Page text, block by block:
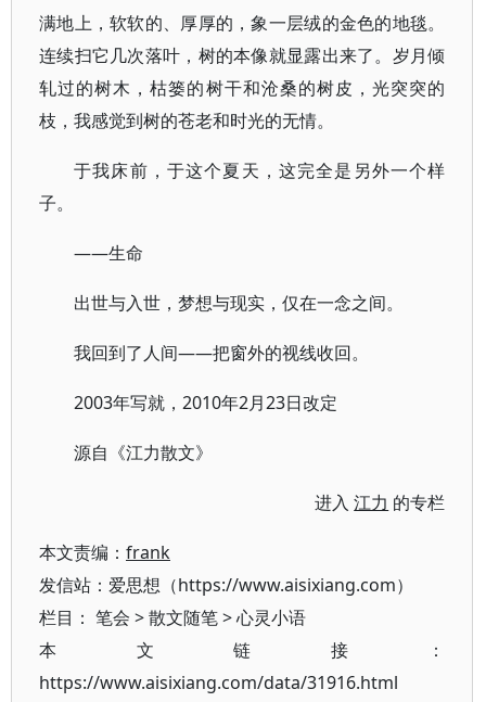
满地上，软软的、厚厚的，象一层绒的金色的地毯。
连续扫它几次落叶，树的本像就显露出来了。岁月倾
轧过的树木，枯篓的树干和沧桑的树皮，光突突的
枝，我感觉到树的苍老和时光的无情。
于我床前，于这个夏天，这完全是另外一个样
子。
——生命
出世与入世，梦想与现实，仅在一念之间。
我回到了人间——把窗外的视线收回。
2003年写就，2010年2月23日改定
源自《江力散文》
进入江力 的专栏
本文责编： frank
发信站：爱思想（https://www.aisixiang.com）
栏目： 笔会 >散文随笔>心灵小语
本文链接：
https://www.aisixiang.com/data/31916.html